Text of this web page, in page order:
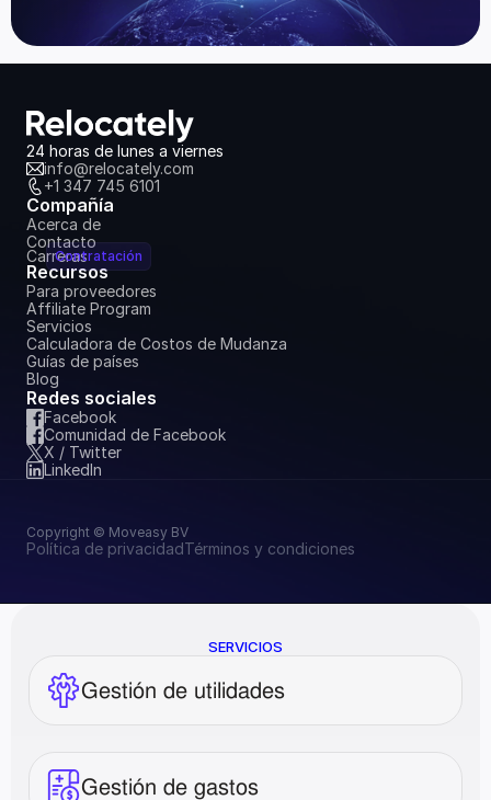
24 horas de lunes a viernes
info@relocately.com
+1 347 745 6101
Compañía
Acerca de
Contacto
CarrerasContratación
Recursos
Para proveedores
Affiliate Program
Servicios
Calculadora de Costos de Mudanza
Guías de países
Blog
Redes sociales
Facebook
Comunidad de Facebook
X / Twitter
LinkedIn
Copyright © Moveasy BV
Política de privacidadTérminos y condiciones
SERVICIOS
Gestión de utilidades
Gestión de gastos